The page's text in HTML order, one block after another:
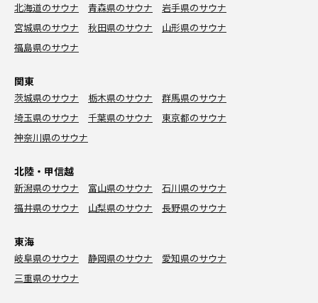
北海道のサウナ 青森県のサウナ
岩手県のサウナ
宮城県のサウナ
秋田県のサウナ
山形県のサウナ
福島県のサウナ
関東
茨城県のサウナ 栃木県のサウナ
群馬県のサウナ
埼玉県のサウナ
千葉県のサウナ
東京都のサウナ
神奈川県のサウナ
北陸・甲信越
新潟県のサウナ 富山県のサウナ
石川県のサウナ
福井県のサウナ
山梨県のサウナ 長野県のサウナ
東海
岐阜県のサウナ 静岡県のサウナ
愛知県のサウナ
三重県のサウナ